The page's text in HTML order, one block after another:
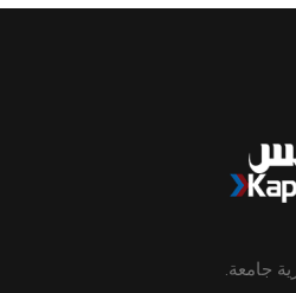
جامعة.